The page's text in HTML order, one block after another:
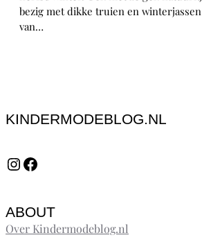
bezig met dikke truien en
van…
KINDERMODEBLOG.NL
InstagramFacebook
ABOUT
Over Kindermodeblog.nl